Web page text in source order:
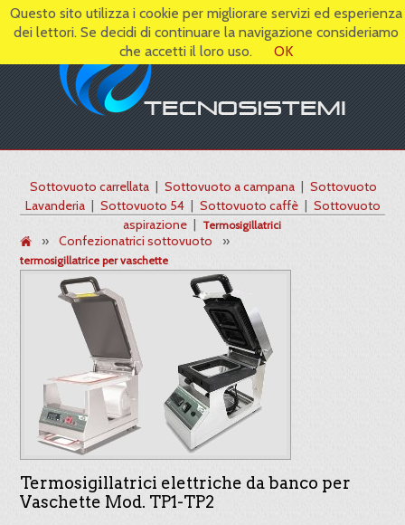
Sottovuoto carrellata | Sottovuoto a campana | Sottovuoto
Lavanderia | Sottovuoto 54 | Sottovuoto caffè | Sottovuoto
aspirazione | Termosigillatrici
» Confezionatrici sottovuoto »
termosigillatrice per vaschette
Termosigillatrici elettriche da banco per
Vaschette Mod. TP1-TP2
Questo sito utilizza i cookie per migliorare servizi ed esperienza
dei lettori. Se decidi di continuare la navigazione consideriamo
che accetti il loro uso.
OK